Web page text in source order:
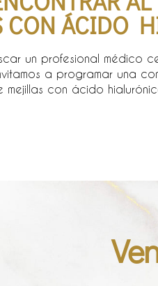
CON ÁCIDO
un profesional médico
a programar una
mejillas con ácido